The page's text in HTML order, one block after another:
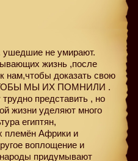
ушедшие не умирают.
жизнь ,после
нам,чтобы доказать свою
МЫ ИХ ПОМНИЛИ .
представить , но
жизни уделяют много
египтян,
племён Африки и
воплощение и
народы придумывают